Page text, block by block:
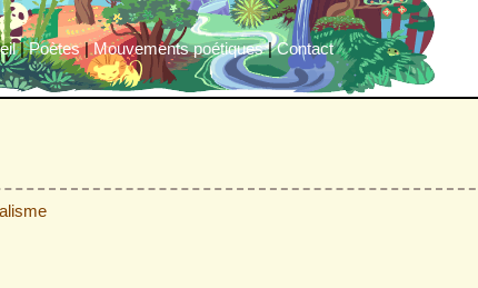
|Poètes|Mouvements poétiques|Contact